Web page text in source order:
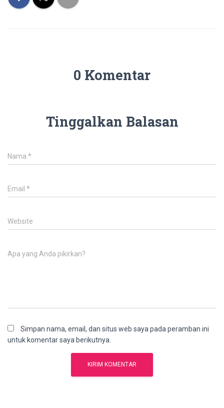
0 Komentar
Tinggalkan Balasan
Nama *
Email *
Website
Apa yang Anda pikirkan?
Simpan nama, email, dan situs web saya pada peramban ini
untuk komentar saya berikutnya.